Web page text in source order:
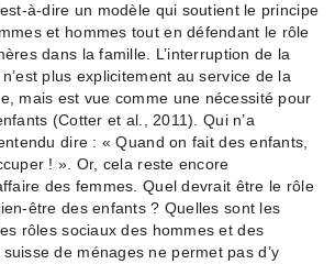
à-dire un modèle qui soutient le principe
et hommes tout en défendant le rôle
dans la famille. L’interruption de la
plus explicitement au service de la
mais est vue comme une nécessité pour
(Cotter et al., 2011). Qui n’a
dire : « Quand on fait des enfants,
! ». Or, cela reste encore
des femmes. Quel devrait être le rôle
être des enfants ? Quelles sont les
rôles sociaux des hommes et des
de ménages ne permet pas d’y